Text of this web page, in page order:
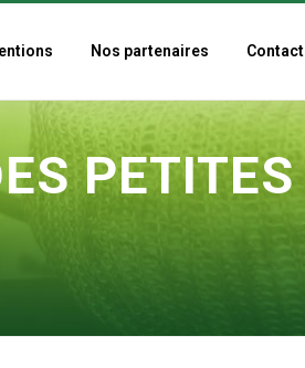
Nos partenaires Contact
PETITES